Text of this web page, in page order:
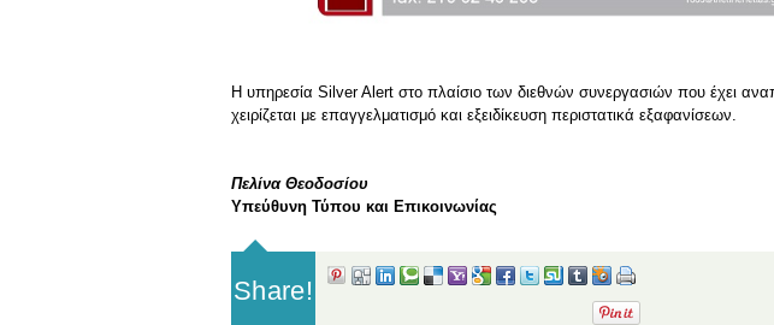
Η υπηρεσία Silver Alert στο πλαίσιο των διεθνών συνεργασιών που έχει
χειρίζεται με επαγγελματισμό και εξειδίκευση περιστατικά εξαφανίσεων.
Πελίνα Θεοδοσίου
Υπεύθυνη Τύπου και Επικοινωνίας
Share!